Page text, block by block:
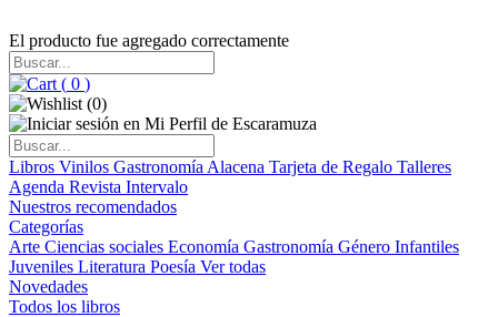
El producto fue agregado correctamente
( 0 )
(0)
Libros Vinilos Gastronomía Alacena Tarjeta de Regalo Talleres
Agenda Revista Intervalo
Nuestros recomendados
Categorías
Arte Ciencias sociales Economía Gastronomía Género Infantiles
Juveniles Literatura Poesía Ver todas
Novedades
Todos los libros